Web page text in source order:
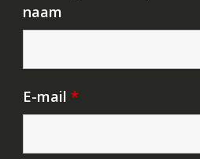
naam
E-mail *